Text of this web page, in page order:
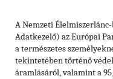
A Nemzeti
Adatkezelő) az Európai
a természetes
tekintetében történő
áramlásáról, valamint a